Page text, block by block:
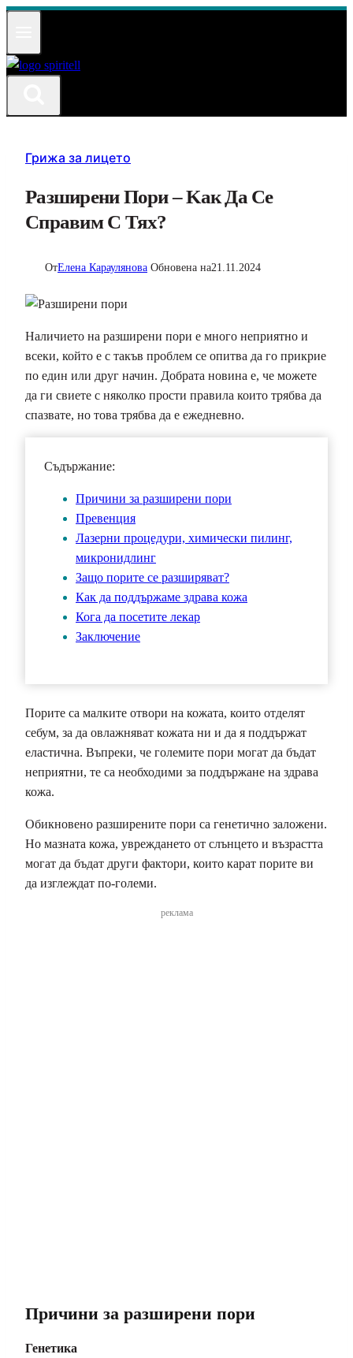
Към
Грижа за лицето
Разширени Пори – Kак Да Се
Справим С Тях?
ОтЕлена Караулянова Обновена на21.11.2024
Наличието на разширени пори е много неприятно и
всеки, който е с такъв проблем се опитва да го прикрие
по един или друг начин. Добрата новина е, че можете
да ги свиете с няколко прости правила които трябва да
спазвате, но това трябва да е ежедневно.
Съдържание:
Причини за разширени пори
Превенция
Лазерни процедури, химически пилинг,
микронидлинг
Защо порите се разширяват?
Как да поддържаме здрава кожа
Кога да посетите лекар
Заключение
Порите са малките отвори на кожата, които отделят
себум, за да овлажняват кожата ни и да я поддържат
еластична. Въпреки, че големите пори могат да бъдат
неприятни, те са необходими за поддържане на здрава
кожа.
Обикновено разширените пори са генетично заложени.
Но мазната кожа, увреждането от слънцето и възрастта
могат да бъдат други фактори, които карат порите ви
да изглеждат по-големи.
реклама
Причини за разширени пори
Генетика